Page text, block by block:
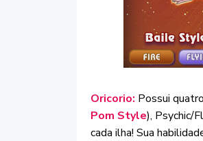
Oricorio: Possui
Pom Style), Psychic/
cada ilha! Sua